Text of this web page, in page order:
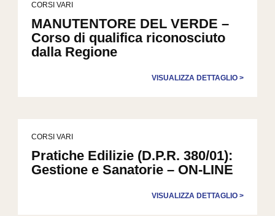
CORSI VARI
MANUTENTORE DEL VERDE –
Corso di qualifica riconosciuto
dalla Regione
VISUALIZZA DETTAGLIO >
CORSI VARI
Pratiche Edilizie (D.P.R. 380/01):
Gestione e Sanatorie – ON-LINE
VISUALIZZA DETTAGLIO >